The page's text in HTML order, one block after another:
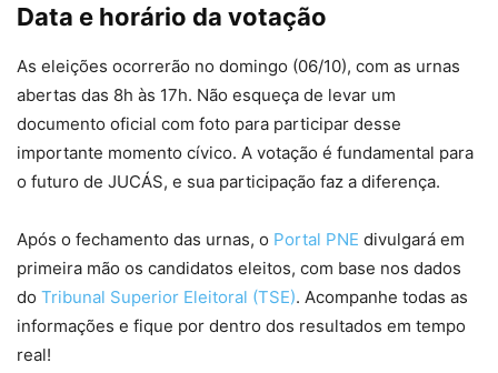
Data e horário da votação
As eleições ocorrerão no domingo (06/10), com as urnas
abertas das 8h às 17h. Não esqueça de levar um
documento oficial com foto para participar desse
importante momento cívico. A votação é fundamental para
o futuro de JUCÁS, e sua participação faz a diferença.
Após o fechamento das urnas, o Portal PNE divulgará em
primeira mão os candidatos eleitos, com base nos dados
do Tribunal Superior Eleitoral (TSE). Acompanhe todas as
informações e fique por dentro dos resultados em tempo
real!